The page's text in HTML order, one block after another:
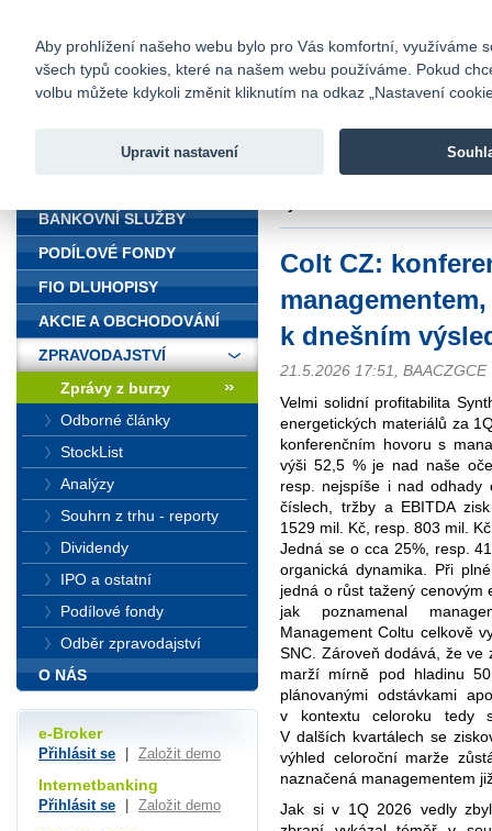
Fio banka
Fio banka
Colt CZ:
k dnešním
21.5.2026 17:51, BAACZGCE
Velmi solidní profitabilita
energetických materiálů za
konferenčním hovoru s
výši 52,5 % je nad naše
resp. nejspíše i nad odhady
číslech, tržby a EBITDA
1529 mil. Kč, resp. 803 mil.
Jedná se o cca 25%, resp.
organická dynamika. Při
jedná o růst tažený cenovým
jak poznamenal
Management Coltu celkově
SNC. Zároveň dodává, že ve
marží mírně pod hladinu
plánovanými odstávkami
v kontextu celoroku tedy
V dalších kvartálech se
výhled celoroční marže
naznačená managementem
Jak si v 1Q 2026 vedly
BANKOVNÍ SLUŽBY
PODÍLOVÉ FONDY
FIO DLUHOPISY
AKCIE A OBCHODOVÁNÍ
ZPRAVODAJSTVÍ
Zprávy z burzy
Odborné články
StockList
Analýzy
Souhrn z trhu - reporty
Dividendy
IPO a ostatní
Podílové fondy
Odběr zpravodajství
O NÁS
e-Broker
Přihlásit se Založit demo
Internetbanking
Přihlásit se Založit demo
Aby prohlížení našeho webu bylo pro Vás komfortní, využíváme
všech typů cookies, které na našem webu používáme. Pokud
volbu můžete kdykoli změnit kliknutím na odkaz „Nastavení
Upravit nastavení